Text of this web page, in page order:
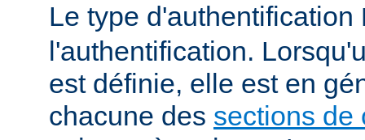
Le type d'authentification
l'authentification.
est définie, elle est en
chacune des sections de